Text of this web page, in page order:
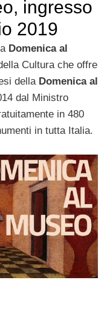
ingresso
2019
Domenica al
Cultura che offre
della Domenica al
dal Ministro
in 480
in tutta Italia.